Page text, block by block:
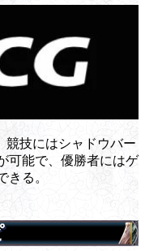
競技にはシャドウバー
可能で、優勝者にはゲ
きる。